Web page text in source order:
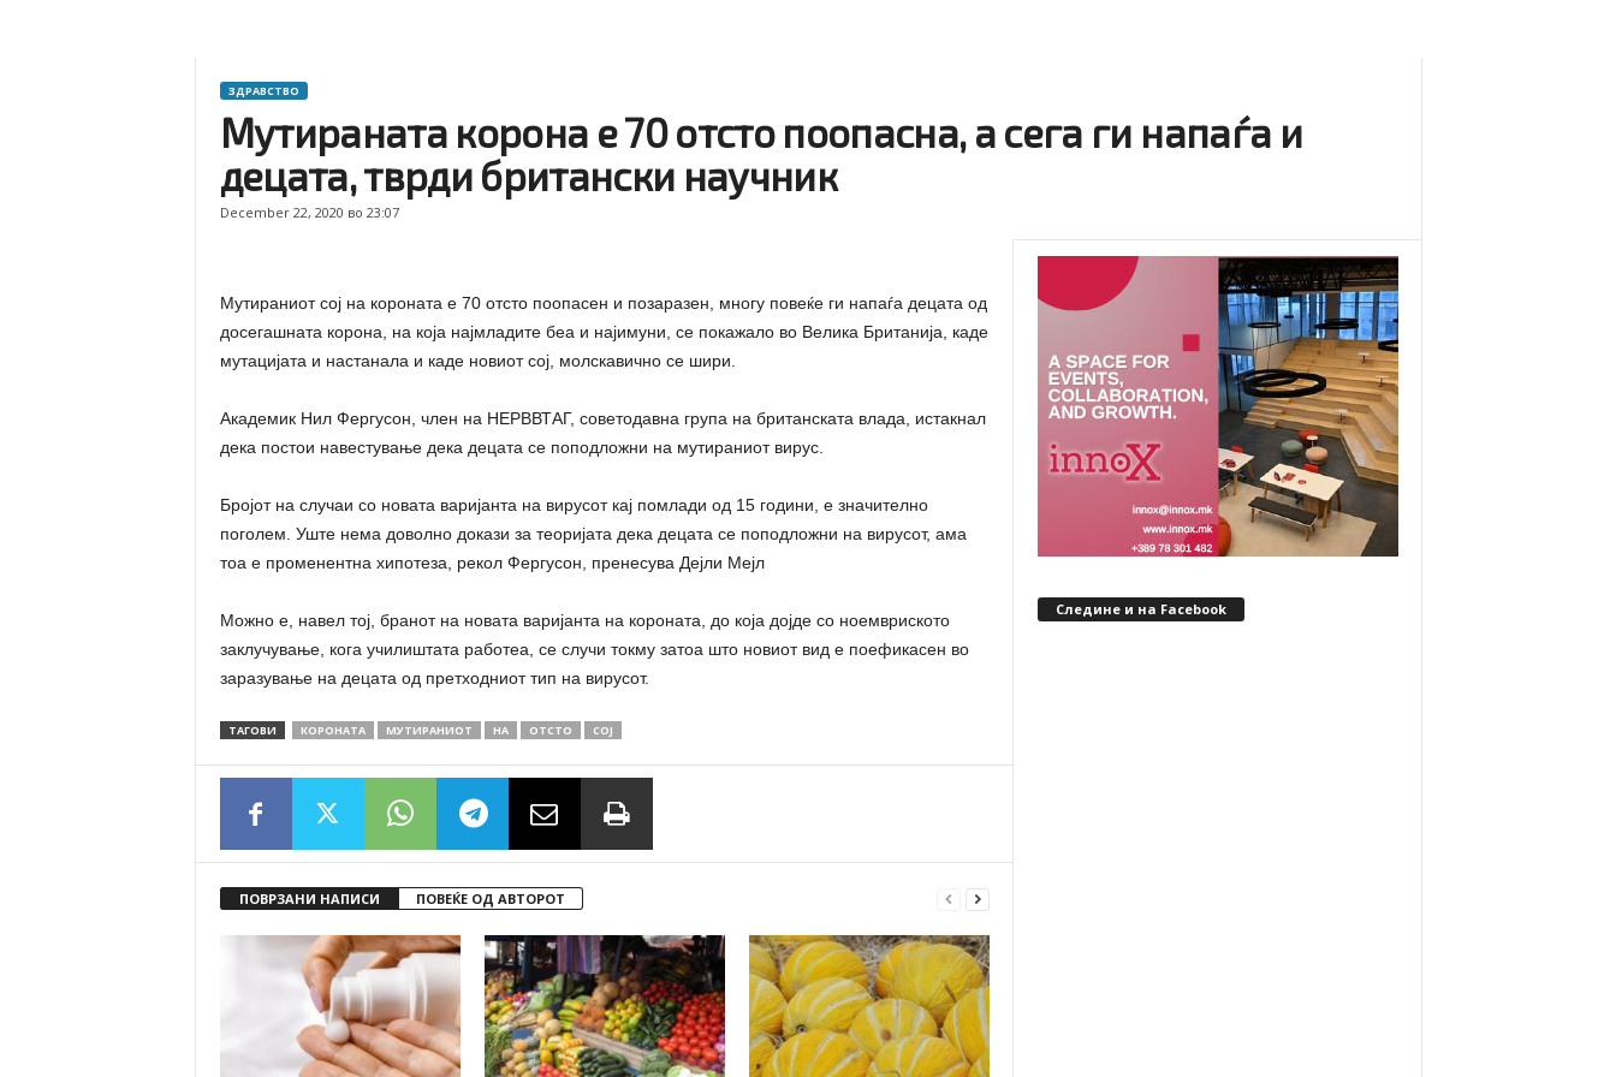
ЗДРАВСТВО
Мутираната корона е 70 отсто поопасна, а сега ги напаѓа и
децата, тврди британски научник
December 22, 2020 во 23:07
Мутираниот сој на короната е 70 отсто поопасен и позаразен, многу повеќе ги напаѓа децата од
досегашната корона, на која најмладите беа и најимуни, се покажало во Велика Британија, каде
мутацијата и настанала и каде новиот сој, молскавично се шири.
Академик Нил Фергусон, член на НЕРВВТАГ, советодавна група на британската влада, истакнал
дека постои навестување дека децата се поподложни на мутираниот вирус.
Бројот на случаи со новата варијанта на вирусот кај помлади од 15 години, е значително
поголем. Уште нема доволно докази за теоријата дека децата се поподложни на вирусот, ама
тоа е променентна хипотеза, рекол Фергусон, пренесува Дејли Мејл
Можно е, навел тој, бранот на новата варијанта на короната, до која дојде со ноемвриското
заклучување, кога училиштата работеа, се случи токму затоа што новиот вид е поефикасен во
заразување на децата од претходниот тип на вирусот.
ТАГОВИ КОРОНАТА МУТИРАНИОТ НА ОТСТО СОЈ
ПОВРЗАНИ НАПИСИ ПОВЕЌЕ ОД АВТОРОТ
Следине и на Facebook